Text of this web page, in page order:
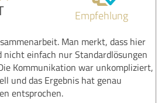
Empfehlung
Man merkt, dass hier
einfach nur Standardlösungen
Kommunikation war unkompliziert,
und das Ergebnis hat genau
entsprochen.